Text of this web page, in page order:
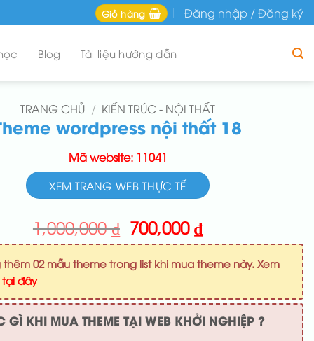
Giỏ hàng Đăng nhập / Đăng ký
Blog Tài liệu hướng dẫn
TRANG CHỦ / KIẾN TRÚC - NỘI THẤT
wordpress nội thất 18
Mã website: 11041
XEM TRANG WEB THỰC TẾ
1,000,000₫ Giá
gốc
là:
1,000,000 ₫.
700,000₫Giá
hiện
tại
là:
700,000 ₫.
thêm 02 mẫu theme trong list khi mua theme này. Xem
tại đây
GÌ KHI MUA THEME TẠI WEB KHỞI NGHIỆP ?